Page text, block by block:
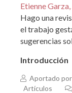
Etienne
Hago una
el trabajo
sugerencias
Introducción
Aportado
Artículos